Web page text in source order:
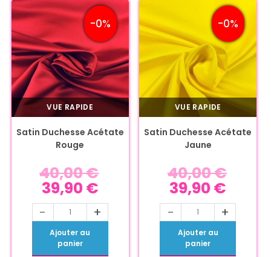
-0%
VUE RAPIDE
Satin Duchesse Acétate
Rouge
40,00€
39,90 €
- +
Ajouter au
panier
-0%
VUE RAPIDE
Satin Duchesse Acétate
Jaune
40,00€
39,90 €
- +
Ajouter au
panier